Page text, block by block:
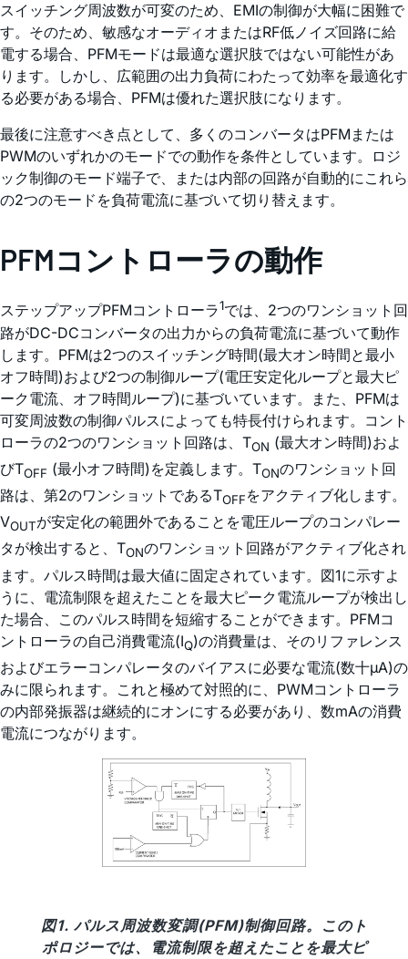
スイッチング周波数が可変のため、EMIの制御が大幅に困難で
す。そのため、敏感なオーディオまたはRF低ノイズ回路に給
電する場合、PFMモードは最適な選択肢ではない可能性があ
ります。しかし、広範囲の出力負荷にわたって効率を最適化す
る必要がある場合、PFMは優れた選択肢になります。
最後に注意すべき点として、多くのコンバータはPFMまたは
PWMのいずれかのモードでの動作を条件としています。ロジ
ック制御のモード端子で、または内部の回路が自動的にこれら
の2つのモードを負荷電流に基づいて切り替えます。
PFMコントローラの動作
ステップアップPFMコントローラ1では、2つのワンショット回
路がDC-DCコンバータの出力からの負荷電流に基づいて動作
します。PFMは2つのスイッチング時間(最大オン時間と最小
オフ時間)および2つの制御ループ(電圧安定化ループと最大ピ
ーク電流、オフ時間ループ)に基づいています。また、PFMは
可変周波数の制御パルスによっても特長付けられます。コント
ローラの2つのワンショット回路は、TON (最大オン時間)およ
びTOFF (最小オフ時間)を定義します。TONのワンショット回
路は、第2のワンショットであるTOFFをアクティブ化します。
VOUTが安定化の範囲外であることを電圧ループのコンパレー
タが検出すると、TONのワンショット回路がアクティブ化され
ます。パルス時間は最大値に固定されています。図1に示すよ
うに、電流制限を超えたことを最大ピーク電流ループが検出し
た場合、このパルス時間を短縮することができます。PFMコ
ントローラの自己消費電流(IQ)の消費量は、そのリファレンス
およびエラーコンパレータのバイアスに必要な電流(数十µA)の
みに限られます。これと極めて対照的に、PWMコントローラ
の内部発振器は継続的にオンにする必要があり、数mAの消費
電流につながります。
図1. パルス周波数変調(PFM)制御回路。このト
ポロジーでは、電流制限を超えたことを最大ピ